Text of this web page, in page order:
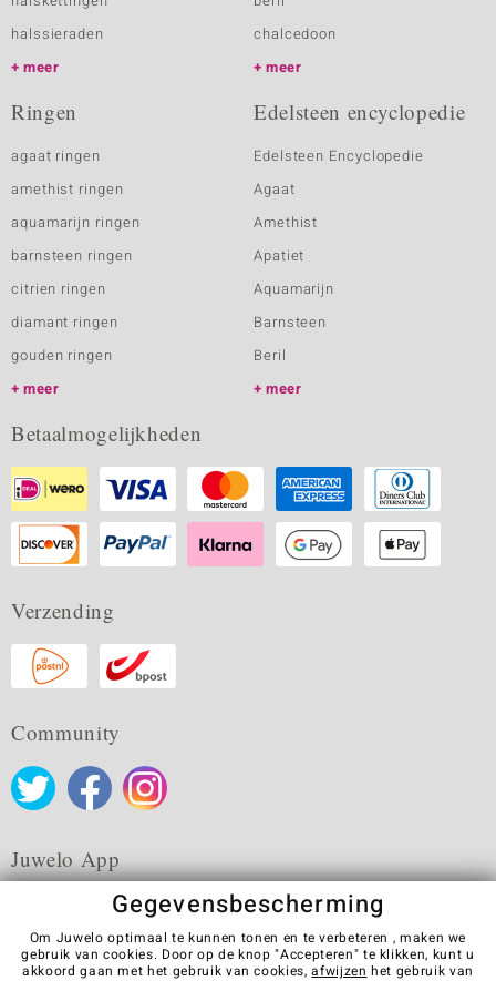
halssieraden
meer
chalcedoon
meer
Ringen
agaat ringen
amethist ringen
aquamarijn ringen
barnsteen ringen
citrien ringen
diamant ringen
gouden ringen
meer
Edelsteen encyclopedie
Edelsteen Encyclopedie
Agaat
Amethist
Apatiet
Aquamarijn
Barnsteen
Beril
meer
Betaalmogelijkheden
Verzending
Community
Juwelo App
Gegevensbescherming
Om Juwelo optimaal te kunnen tonen en te verbeteren , maken we
gebruik van cookies. Door op de knop "Accepteren" te klikken, kunt u
akkoord gaan met het gebruik van cookies,afwijzen het gebruik van